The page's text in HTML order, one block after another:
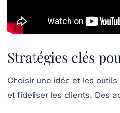
Stratégies clés
Choisir une idée et les
et fidéliser les clients. Des